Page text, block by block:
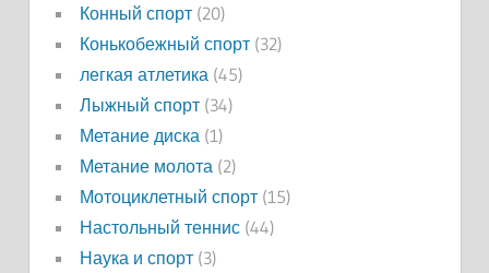
Конный спорт(20)
Конькобежный спорт(32)
легкая атлетика (45)
Лыжный спорт(34)
Метание диска (1)
Метание молота (2)
Мотоциклетный спорт(15)
Настольный теннис(44)
Наука и спорт(3)